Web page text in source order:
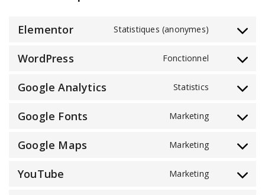
Elementor Statistiques (anonymes)
WordPress Fonctionnel
Google Analytics Statistics
Google Fonts Marketing
Google Maps Marketing
YouTube Marketing